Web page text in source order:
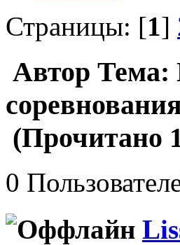
Страницы: [1]
Автор Тема:
(Прочитано
0